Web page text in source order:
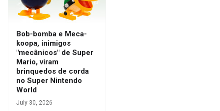
Bob-bomba e Meca-
koopa, inimigos
"mecânicos" de Super
Mario, viram
brinquedos de corda
no Super Nintendo
World
July 30, 2026